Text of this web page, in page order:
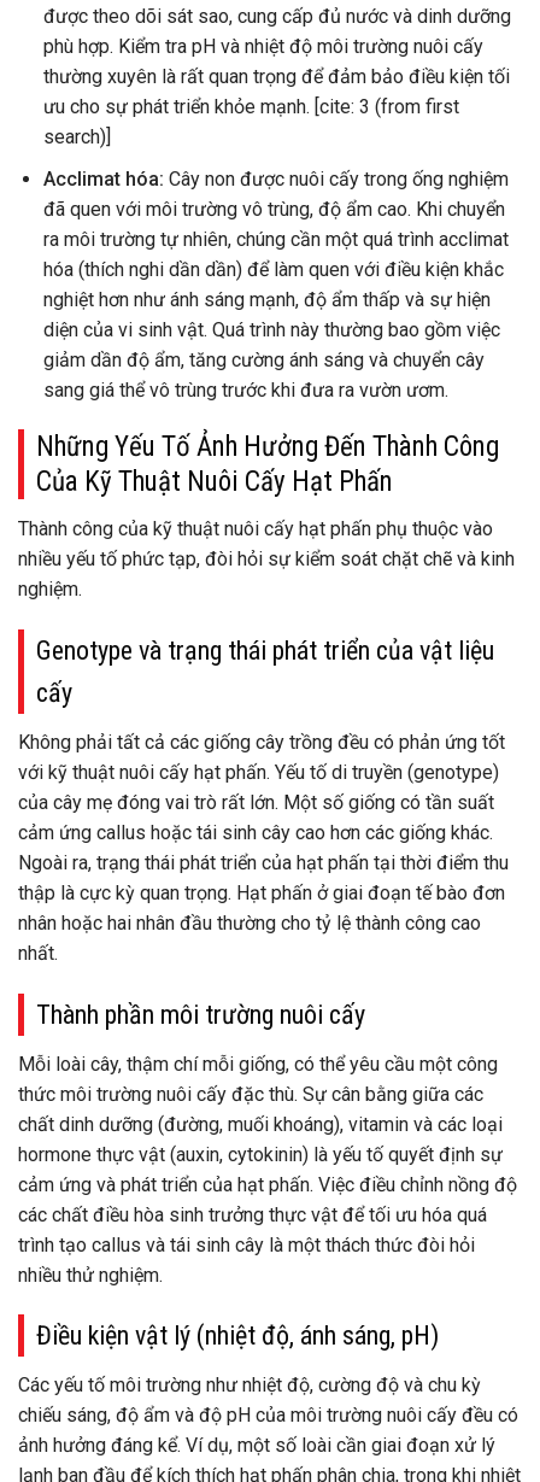
được theo dõi sát sao, cung cấp đủ nước và dinh dưỡng
phù hợp. Kiểm tra pH và nhiệt độ môi trường nuôi cấy
thường xuyên là rất quan trọng để đảm bảo điều kiện tối
ưu cho sự phát triển khỏe mạnh. [cite: 3 (from first
search)]
Acclimat hóa: Cây non được nuôi cấy trong ống nghiệm
đã quen với môi trường vô trùng, độ ẩm cao. Khi chuyển
ra môi trường tự nhiên, chúng cần một quá trình acclimat
hóa (thích nghi dần dần) để làm quen với điều kiện khắc
nghiệt hơn như ánh sáng mạnh, độ ẩm thấp và sự hiện
diện của vi sinh vật. Quá trình này thường bao gồm việc
giảm dần độ ẩm, tăng cường ánh sáng và chuyển cây
sang giá thể vô trùng trước khi đưa ra vườn ươm.
Những Yếu Tố Ảnh Hưởng Đến Thành Công
Của Kỹ Thuật Nuôi Cấy Hạt Phấn
Thành công của kỹ thuật nuôi cấy hạt phấn phụ thuộc vào
nhiều yếu tố phức tạp, đòi hỏi sự kiểm soát chặt chẽ và kinh
nghiệm.
Genotype và trạng thái phát triển của vật liệu
cấy
Không phải tất cả các giống cây trồng đều có phản ứng tốt
với kỹ thuật nuôi cấy hạt phấn. Yếu tố di truyền (genotype)
của cây mẹ đóng vai trò rất lớn. Một số giống có tần suất
cảm ứng callus hoặc tái sinh cây cao hơn các giống khác.
Ngoài ra, trạng thái phát triển của hạt phấn tại thời điểm thu
thập là cực kỳ quan trọng. Hạt phấn ở giai đoạn tế bào đơn
nhân hoặc hai nhân đầu thường cho tỷ lệ thành công cao
nhất.
Thành phần môi trường nuôi cấy
Mỗi loài cây, thậm chí mỗi giống, có thể yêu cầu một công
thức môi trường nuôi cấy đặc thù. Sự cân bằng giữa các
chất dinh dưỡng (đường, muối khoáng), vitamin và các loại
hormone thực vật (auxin, cytokinin) là yếu tố quyết định sự
cảm ứng và phát triển của hạt phấn. Việc điều chỉnh nồng độ
các chất điều hòa sinh trưởng thực vật để tối ưu hóa quá
trình tạo callus và tái sinh cây là một thách thức đòi hỏi
nhiều thử nghiệm.
Điều kiện vật lý (nhiệt độ, ánh sáng, pH)
Các yếu tố môi trường như nhiệt độ, cường độ và chu kỳ
chiếu sáng, độ ẩm và độ pH của môi trường nuôi cấy đều có
ảnh hưởng đáng kể. Ví dụ, một số loài cần giai đoạn xử lý
lạnh ban đầu để kích thích hạt phấn phân chia, trong khi nhiệt